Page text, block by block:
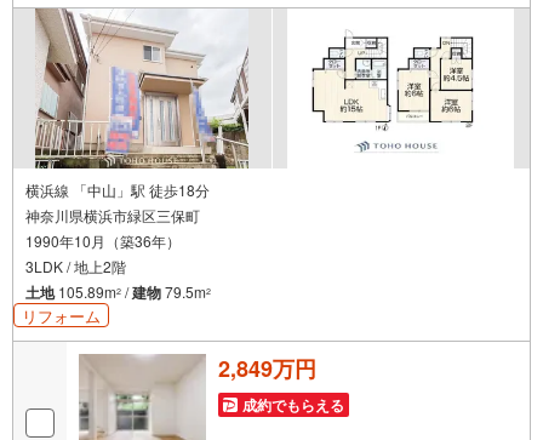
横浜線 「中山」駅 徒歩18分
神奈川県横浜市緑区三保町
1990年10月（築36年）
3LDK / 地上2階
土地105.89m2 /建物79.5m2
リフォーム
2,849万円
成約でもらえる